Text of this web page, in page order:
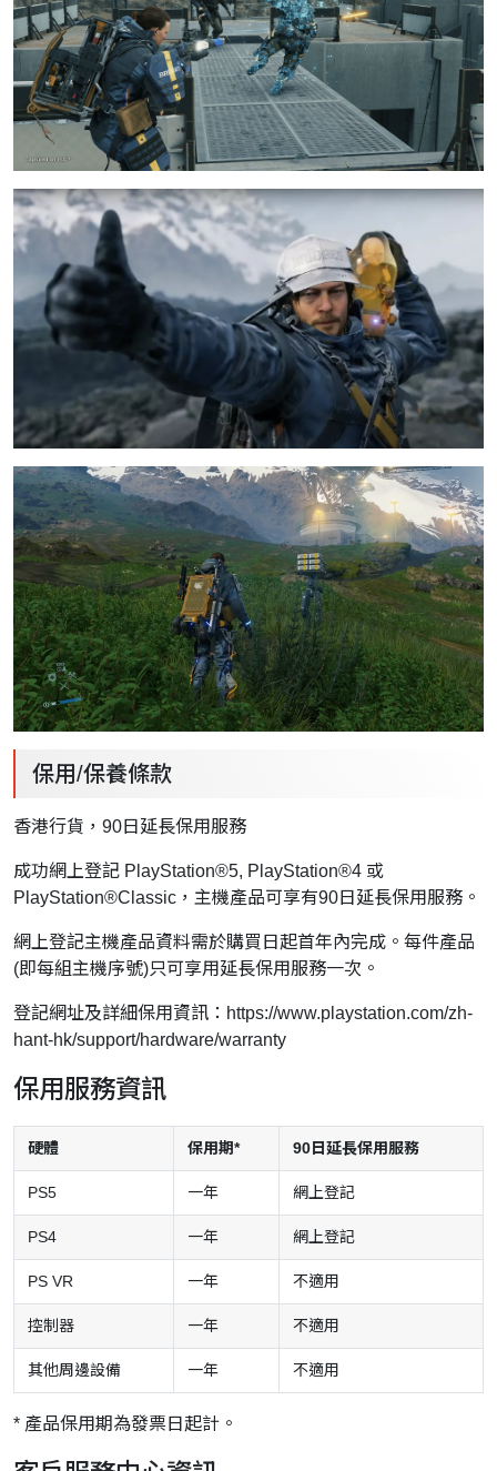
保用/保養條款
香港行貨，90日延長保用服務
成功網上登記 PlayStation®5, PlayStation®4 或
PlayStation®Classic，主機產品可享有90日延長保用服務。
網上登記主機產品資料需於購買日起首年內完成。每件產品
(即每組主機序號)只可享用延長保用服務一次。
登記網址及詳細保用資訊： https://www.playstation.com/zh-
hant-hk/support/hardware/warranty
保用服務資訊
硬體 保用期* 90日延長保用服務
PS5 一年 網上登記
PS4 一年 網上登記
PS VR 一年 不適用
控制器 一年 不適用
其他周邊設備 一年 不適用
* 產品保用期為發票日起計。